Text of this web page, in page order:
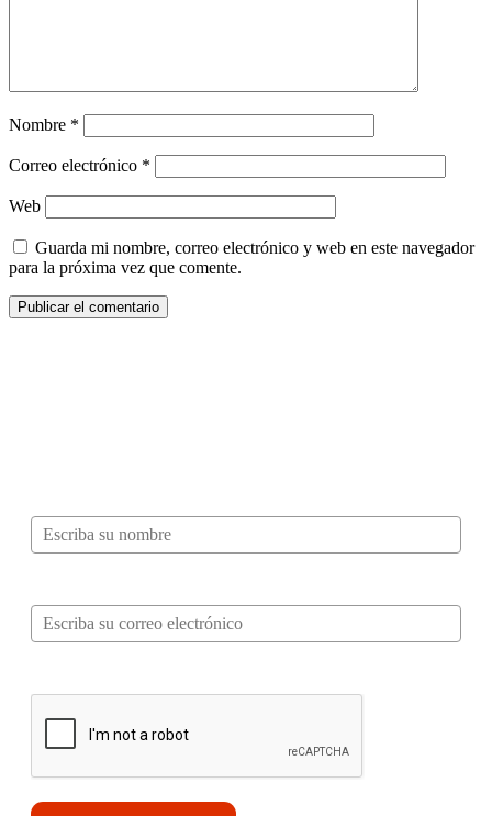
Nombre *
Correo electrónico *
Web
Guarda mi nombre, correo electrónico y web en este navegador
para la próxima vez que comente.